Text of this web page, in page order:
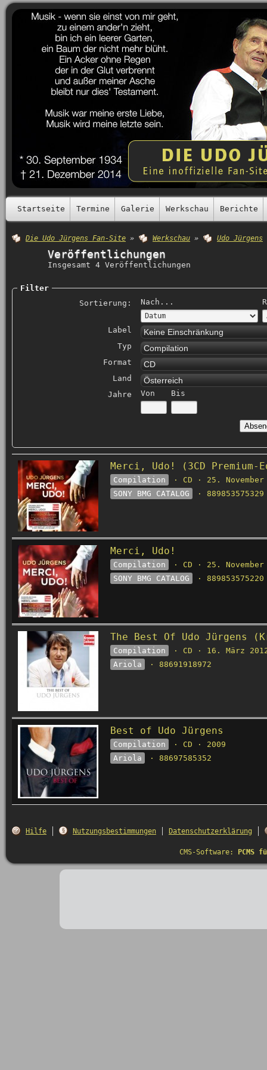
Startseite Termine Galerie Werkschau Berichte
Die Udo Jürgens Fan-Site » Werkschau » Udo Jürgens
Veröffentlichungen
Insgesamt 4 Veröffentlichungen
Filter
Sortierung:
Nach...
Label Keine Einschränkung
Typ Compilation
Format CD
Land Österreich
Jahre Von Bis
Merci, Udo! (3CD
Compilation
· CD · 25. November
SONY BMG CATALOG
· 889853575329
Merci, Udo!
Compilation
· CD · 25. November
SONY BMG CATALOG
· 889853575220
The Best Of Udo Jürgens
Compilation
· CD · 16. März
Ariola
· 88691918972
Best of Udo Jürgens
Compilation
· CD · 2009
Ariola
· 88697585352
Hilfe Nutzungsbestimmungen Datenschutzerklärung
CMS-Software: PCMS